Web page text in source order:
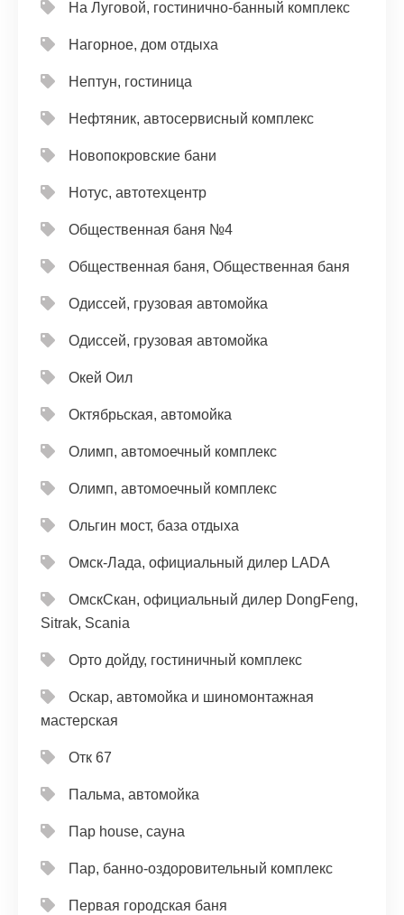
На Луговой, гостинично-банный комплекс
Нагорное, дом отдыха
Нептун, гостиница
Нефтяник, автосервисный комплекс
Новопокровские бани
Нотус, автотехцентр
Общественная баня №4
Общественная баня, Общественная баня
Одиссей, грузовая автомойка
Одиссей, грузовая автомойка
Окей Оил
Октябрьская, автомойка
Олимп, автомоечный комплекс
Олимп, автомоечный комплекс
Ольгин мост, база отдыха
Омск-Лада, официальный дилер LADA
ОмскСкан, официальный дилер DongFeng,
Sitrak, Scania
Орто дойду, гостиничный комплекс
Оскар, автомойка и шиномонтажная
мастерская
Отк 67
Пальма, автомойка
Пар house, сауна
Пар, банно-оздоровительный комплекс
Первая городская баня